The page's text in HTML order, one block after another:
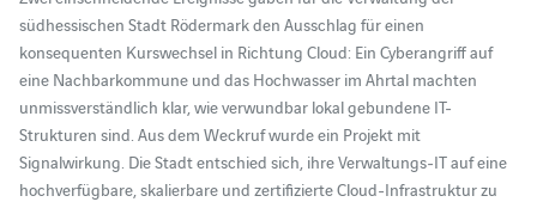
südhessischen Stadt Rödermark den Ausschlag für einen
konsequenten Kurswechsel in Richtung Cloud: Ein Cyberangriff auf
eine Nachbarkommune und das Hochwasser im Ahrtal machten
unmissverständlich klar, wie verwundbar lokal gebundene IT-
Strukturen sind. Aus dem Weckruf wurde ein Projekt mit
Signalwirkung. Die Stadt entschied sich, ihre Verwaltungs-IT auf eine
hochverfügbare, skalierbare und zertifizierte Cloud-Infrastruktur zu